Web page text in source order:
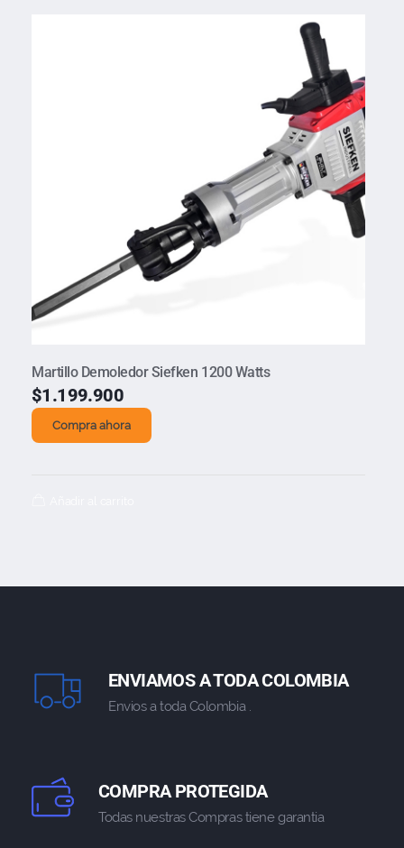
Martillo Demoledor Siefken 1200 Watts
$1.199.900
Compra ahora
ENVIAMOS A TODA COLOMBIA
Envios a toda Colombia .
COMPRA PROTEGIDA
Todas nuestras Compras tiene garantia